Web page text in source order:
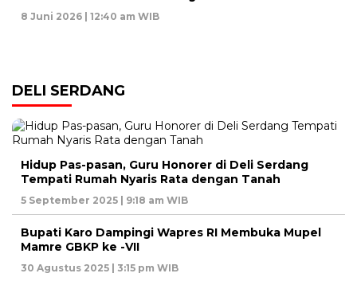
8 Juni 2026 | 12:40 am WIB
DELI SERDANG
Hidup Pas-pasan, Guru Honorer di Deli Serdang
Tempati Rumah Nyaris Rata dengan Tanah
5 September 2025 | 9:18 am WIB
Bupati Karo Dampingi Wapres RI Membuka Mupel
Mamre GBKP ke -VII
30 Agustus 2025 | 3:15 pm WIB